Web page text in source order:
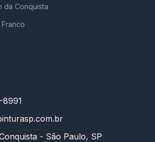
da Conquista
8991
- São Paulo, SP